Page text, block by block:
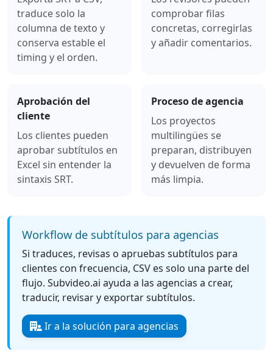
traduce solo la
columna de texto y
conserva estable el
timing y el orden.
comprobar filas
concretas, corregirlas
y añadir comentarios.
Aprobación del
cliente
Los clientes pueden
aprobar subtítulos en
Excel sin entender la
sintaxis SRT.
Proceso de agencia
Los proyectos
multilingües se
preparan, distribuyen
y devuelven de forma
más limpia.
Workflow de subtítulos para agencias
Si traduces, revisas o apruebas subtítulos para
clientes con frecuencia, CSV es solo una parte del
flujo. Subvideo.ai ayuda a las agencias a crear,
traducir, revisar y exportar subtítulos.
Ir a la solución para agencias